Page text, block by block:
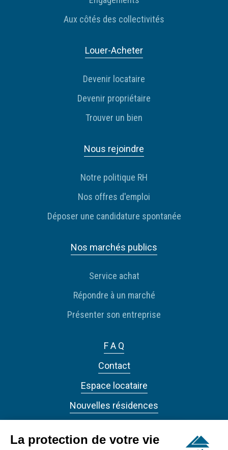
Aux côtés des collectivités
Louer-Acheter
Devenir locataire
Devenir propriétaire
Trouver un bien
Nous rejoindre
Notre politique RH
Nos offres d'emploi
Déposer une candidature spontanée
Nos marchés publics
Service achat
Répondre à un marché
Présenter son entreprise
F A Q
Contact
Espace locataire
Nouvelles résidences
La protection de votre vie